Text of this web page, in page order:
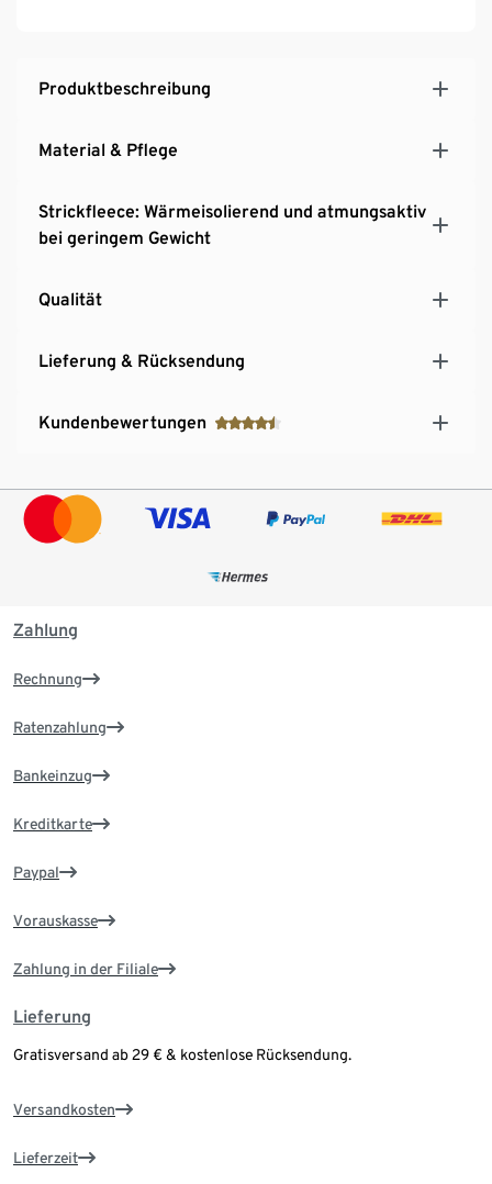
Produktbeschreibung
Material & Pflege
Strickfleece: Wärmeisolierend und atmungsaktiv
bei geringem Gewicht
Qualität
Lieferung & Rücksendung
Kundenbewertungen
Zahlung
Rechnung
Ratenzahlung
Bankeinzug
Kreditkarte
Paypal
Vorauskasse
Zahlung in der Filiale
Lieferung
Gratisversand ab 29 € & kostenlose Rücksendung.
Versandkosten
Lieferzeit